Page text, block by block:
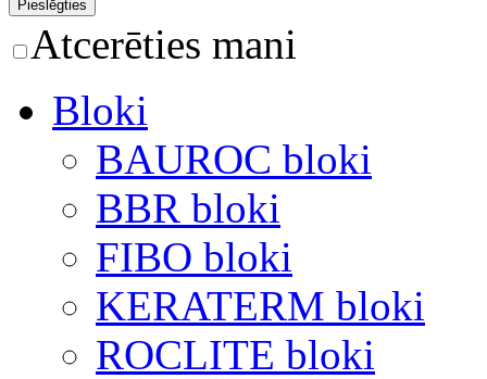
Atcerēties mani
Bloki
BAUROC bloki
BBR bloki
FIBO bloki
KERATERM bloki
ROCLITE bloki